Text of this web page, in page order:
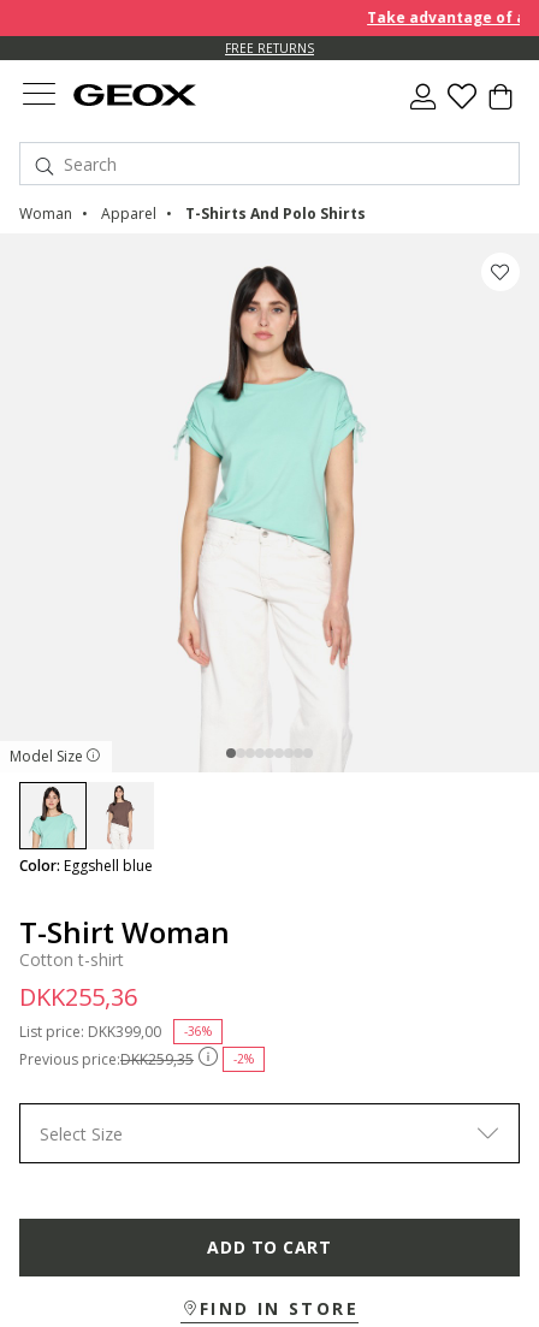
Take advantage of an
FREE RETURNS
Woman Apparel T-Shirts And Polo Shirts
Model Size
T-Shirt Woman
Cotton t-shirt
Previous price:DKK259,35 -2%
List price: Price reduced from
DKK399,00 -36%
DKK255,36
Color: Eggshell blue
selected
Select Size
ADD TO CART
FIND IN STORE